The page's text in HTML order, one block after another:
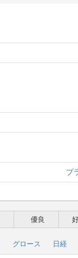
プ
優良
グロース 日経